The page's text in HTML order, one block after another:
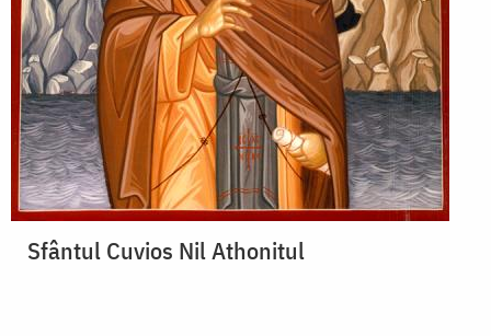
Sfântul Cuvios Nil Athonitul